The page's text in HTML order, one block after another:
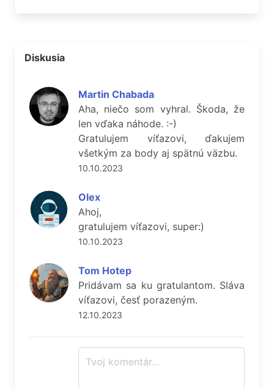
Diskusia
Martin Chabada
Aha, niečo som vyhral. Škoda, že
len vďaka náhode. :-)
Gratulujem víťazovi, ďakujem
všetkým za body aj spätnú väzbu.
10.10.2023
Olex
Ahoj,
gratulujem víťazovi, super:)
10.10.2023
Tom Hotep
Pridávam sa ku gratulantom. Sláva
víťazovi, česť porazeným.
12.10.2023